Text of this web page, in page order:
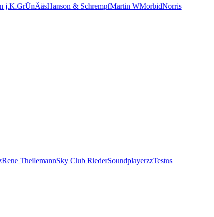
j.K.GrÜnÄäsHanson & SchrempfMartin WMorbidNorris
Rene TheilemannSky Club RiederSoundplayerzzTestos